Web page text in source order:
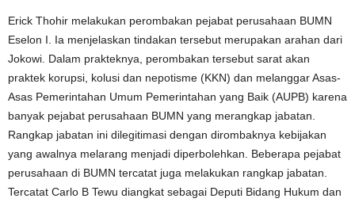
Erick Thohir melakukan perombakan pejabat perusahaan BUMN
Eselon I. Ia menjelaskan tindakan tersebut merupakan arahan dari
Jokowi. Dalam prakteknya, perombakan tersebut sarat akan
praktek korupsi, kolusi dan nepotisme (KKN) dan melanggar Asas-
Asas Pemerintahan Umum Pemerintahan yang Baik (AUPB) karena
banyak pejabat perusahaan BUMN yang merangkap jabatan.
Rangkap jabatan ini dilegitimasi dengan dirombaknya kebijakan
yang awalnya melarang menjadi diperbolehkan. Beberapa pejabat
perusahaan di BUMN tercatat juga melakukan rangkap jabatan.
Tercatat Carlo B Tewu diangkat sebagai Deputi Bidang Hukum dan